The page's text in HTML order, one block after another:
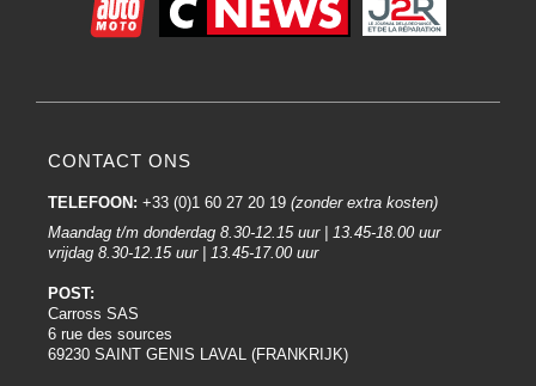
CONTACT ONS
TELEFOON: +33 (0)1 60 27 20 19 (zonder extra kosten)
Maandag t/m donderdag 8.30-12.15 uur | 13.45-18.00 uur
vrijdag 8.30-12.15 uur | 13.45-17.00 uur
POST:
Carross SAS
6 rue des sources
69230 SAINT GENIS LAVAL (FRANKRIJK)